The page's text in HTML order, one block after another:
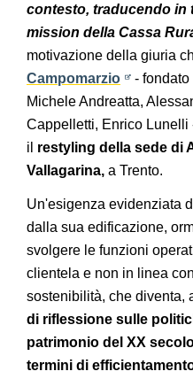
contesto, traducendo in
mission della Cassa
motivazione della giuria
Campomarzio
- fondato
Michele Andreatta,
Cappelletti, Enrico Lunelli
il restyling della sede di
Vallagarina, a Trento.
Un'esigenza evidenziata
dalla sua edificazione,
svolgere le funzioni
clientela e non in linea
sostenibilità, che diventa,
di riflessione sulle
patrimonio del XX
termini di